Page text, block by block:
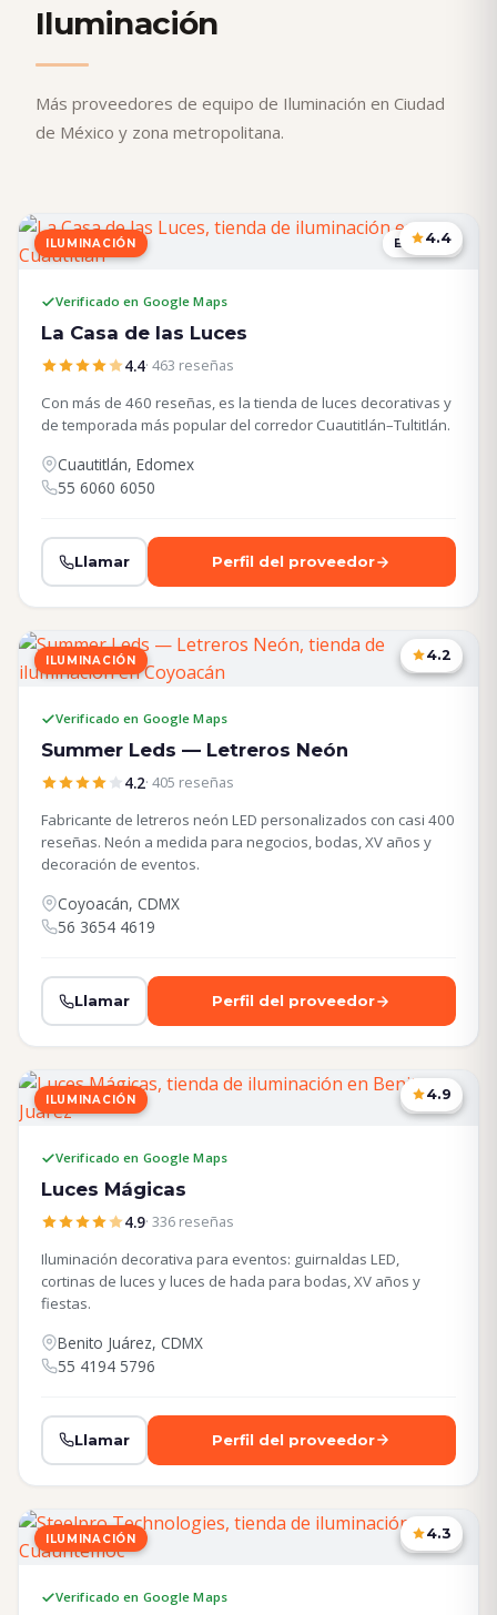
Iluminación
Más proveedores de equipo de Iluminación en Ciudad
de México y zona metropolitana.
ILUMINACIÓN EDOMEX
4.4
Verificado en Google Maps
La Casa de las Luces
4.4· 463 reseñas
Con más de 460 reseñas, es la tienda de luces decorativas y
de temporada más popular del corredor Cuautitlán–Tultitlán.
Cuautitlán, Edomex
55 6060 6050
Llamar Perfil del proveedor
ILUMINACIÓN CDMX
4.2
Verificado en Google Maps
Summer Leds — Letreros Neón
4.2· 405 reseñas
Fabricante de letreros neón LED personalizados con casi 400
reseñas. Neón a medida para negocios, bodas, XV años y
decoración de eventos.
Coyoacán, CDMX
56 3654 4619
Llamar Perfil del proveedor
ILUMINACIÓN CDMX
4.9
Verificado en Google Maps
Luces Mágicas
4.9· 336 reseñas
Iluminación decorativa para eventos: guirnaldas LED,
cortinas de luces y luces de hada para bodas, XV años y
fiestas.
Benito Juárez, CDMX
55 4194 5796
Llamar Perfil del proveedor
ILUMINACIÓN CDMX
4.3
Verificado en Google Maps